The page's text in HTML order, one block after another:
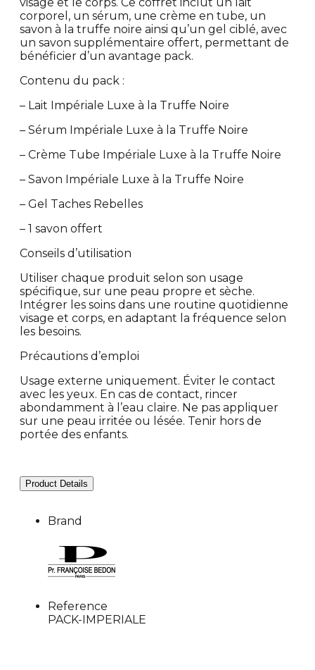
corporel, un sérum, une crème en tube, un
savon à la truffe noire ainsi qu’un gel ciblé, avec
un savon supplémentaire offert, permettant de
bénéficier d’un avantage pack.
Contenu du pack :
– Lait Impériale Luxe à la Truffe Noire
– Sérum Impériale Luxe à la Truffe Noire
– Crème Tube Impériale Luxe à la Truffe Noire
– Savon Impériale Luxe à la Truffe Noire
– Gel Taches Rebelles
– 1 savon offert
Conseils d’utilisation
Utiliser chaque produit selon son usage
spécifique, sur une peau propre et sèche.
Intégrer les soins dans une routine quotidienne
visage et corps, en adaptant la fréquence selon
les besoins.
Précautions d’emploi
Usage externe uniquement. Éviter le contact
avec les yeux. En cas de contact, rincer
abondamment à l’eau claire. Ne pas appliquer
sur une peau irritée ou lésée. Tenir hors de
portée des enfants.
Product Details
Brand
Reference
PACK-IMPERIALE